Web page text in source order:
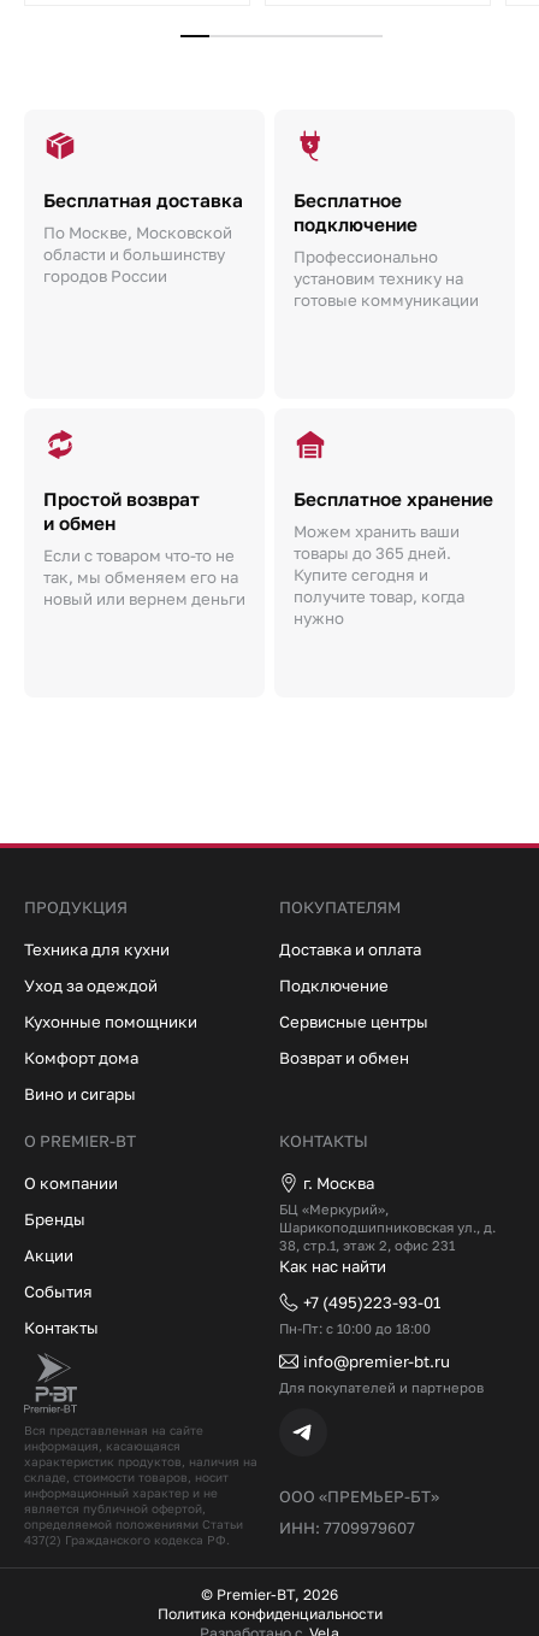
Бесплатная доставка
По Москве, Московской
области и большинству
городов России
Бесплатное
подключение
Профессионально
установим технику на
готовые коммуникации
Простой возврат
и обмен
Если с товаром что-то не
так, мы обменяем его на
новый или вернем деньги
Бесплатное хранение
Можем хранить ваши
товары до 365 дней.
Купите сегодня и
получите товар, когда
нужно
Вся представленная на сайте
информация, касающаяся
характеристик продуктов, наличия на
складе, стоимости товаров, носит
информационный характер и не
является публичной офертой,
определяемой положениями Статьи
437(2) Гражданского кодекcа РФ.
ООО «ПРЕМЬЕР-БТ»
ИНН: 7709979607
ПРОДУКЦИЯ
Техника для кухни
Уход за одеждой
Кухонные помощники
Комфорт дома
Вино и сигары
ПОКУПАТЕЛЯМ
Доставка и оплата
Подключение
Сервисные центры
Возврат и обмен
О PREMIER-BT
О компании
Бренды
Акции
События
Контакты
КОНТАКТЫ
г. Москва
БЦ «Меркурий»,
Шарикоподшипниковская ул., д.
38, стр.1, этаж 2, офис 231
Как нас найти
+7 (495)223-93-01
Пн-Пт: с 10:00 до 18:00
info@premier-bt.ru
Для покупателей и партнеров
© Premier-BT, 2026
Политика конфиденциальности